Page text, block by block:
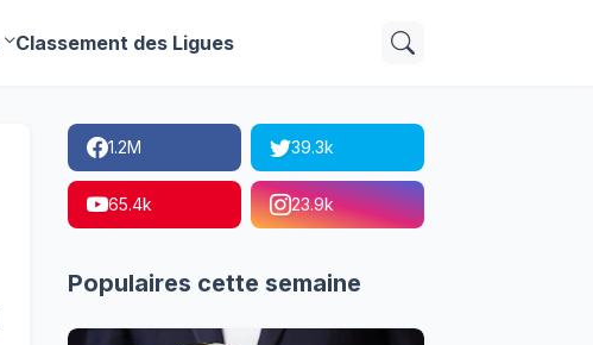
Classement des Ligues
1.2M 39.3k
65.4k 23.9k
Populaires cette semaine